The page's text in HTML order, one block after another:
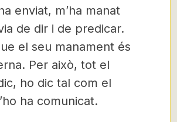
enviat, m’ha manat
de dir i de predicar.
el seu manament és
Per això, tot el
ho dic tal com el
ha comunicat.